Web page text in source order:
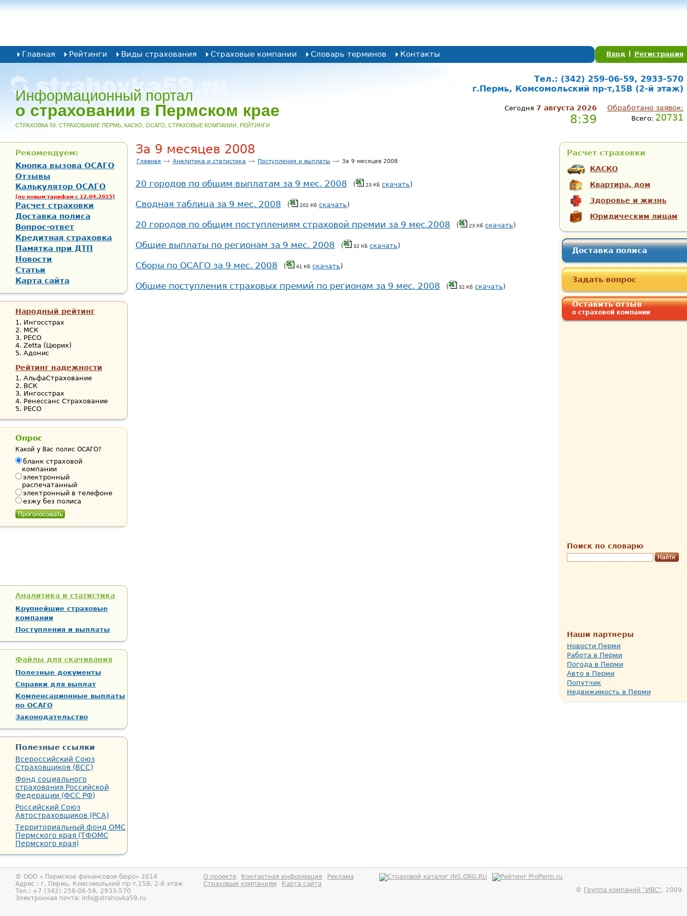
Информационный портал
о страховании в Пермском крае
CТРАХОВКА 59: СТРАХОВАНИЕ ПЕРМЬ, КАСКО, ОСАГО, СТРАХОВЫЕ КОМПАНИИ, РЕЙТИНГИ
Тел.: (342) 259-06-59, 2933-570
г.Пермь, Комсомольский пр-т,15В (2-й этаж)
Обработано заявок:
Всего: 20731
Сегодня 7 августа 2026
8:39
Вход Регистрация
Главная Рейтинги Виды страхования Страховые компании Словарь терминов Контакты
Расчет страховки
КАСКО
Квартира, дом
Здоровье и жизнь
Юридическим лицам
Доставка полиса
Задать вопрос
Оставить отзыв
о страховой компании
Поиск по словарю
Наши партнеры
Новости Перми
Работа в Перми
Погода в Перми
Авто в Перми
Попутчик
Недвижимость в Перми
За 9 месяцев 2008
Главная Аналитика и статистика Поступления и выплаты За 9 месяцев 2008
20 городов по общим выплатам за 9 мес. 2008 ( 23 Кб скачать)
Сводная таблица за 9 мес. 2008 ( 202 Кб скачать)
20 городов по общим поступлениям страховой премии за 9 мес.2008 ( 23 Кб скачать)
Общие выплаты по регионам за 9 мес. 2008 ( 32 Кб скачать)
Сборы по ОСАГО за 9 мес. 2008 ( 41 Кб скачать)
Общие поступления страховых премий по регионам за 9 мес. 2008 ( 32 Кб скачать)
Рекомендуем:
Кнопка вызова ОСАГО
Отзывы
Калькулятор ОСАГО
(по новым тарифам с 12.04.2015)
Расчет страховки
Доставка полиса
Вопрос-ответ
Кредитная страховка
Памятка при ДТП
Новости
Статьи
Карта сайта
Народный рейтинг
Ингосстрах
МСК
РЕСО
Zetta (Цюрих)
Адонис
Рейтинг надежности
АльфаСтрахование
ВСК
Ингосстрах
Ренессанс Страхование
РЕСО
Опрос
Какой у Вас полис ОСАГО?
бланк страховой
компании
электронный
распечатанный
электронный в телефоне
езжу без полиса
Аналитика и статистика
Крупнейшие страховые
компании
Поступления и выплаты
Файлы для скачивания
Полезные документы
Справки для выплат
Компенсационные выплаты
по ОСАГО
Законодательство
Полезные ссылки
Всероссийский Союз
Страховщиков (ВСС)
Фонд социального
страхования Российской
Федерации (ФСС РФ)
Российский Союз
Автостраховщиков (РСА)
Территориальный фонд ОМС
Пермского края (ТФОМС
Пермского края)
© ООО « Пермское финансовое бюро» 2014
Адрес : г. Пермь, Комсомолький пр-т,15В, 2-й этаж
Тел.: +7 (342) 259-06-59, 2933-570
Электронная почта: info@strahovka59.ru
О проекте Контактная информация
Реклама
Страховым компаниям
Карта сайта
© Группа компаний " ИВС", 2009